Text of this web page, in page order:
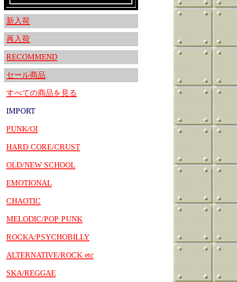
新入荷
再入荷
RECOMMEND
セール商品
すべての商品を見る
IMPORT
PUNK/OI
HARD CORE/CRUST
OLD/NEW SCHOOL
EMOTIONAL
CHAOTIC
MELODIC/POP PUNK
ROCKA/PSYCHOBILLY
ALTERNATIVE/ROCK etc
SKA/REGGAE